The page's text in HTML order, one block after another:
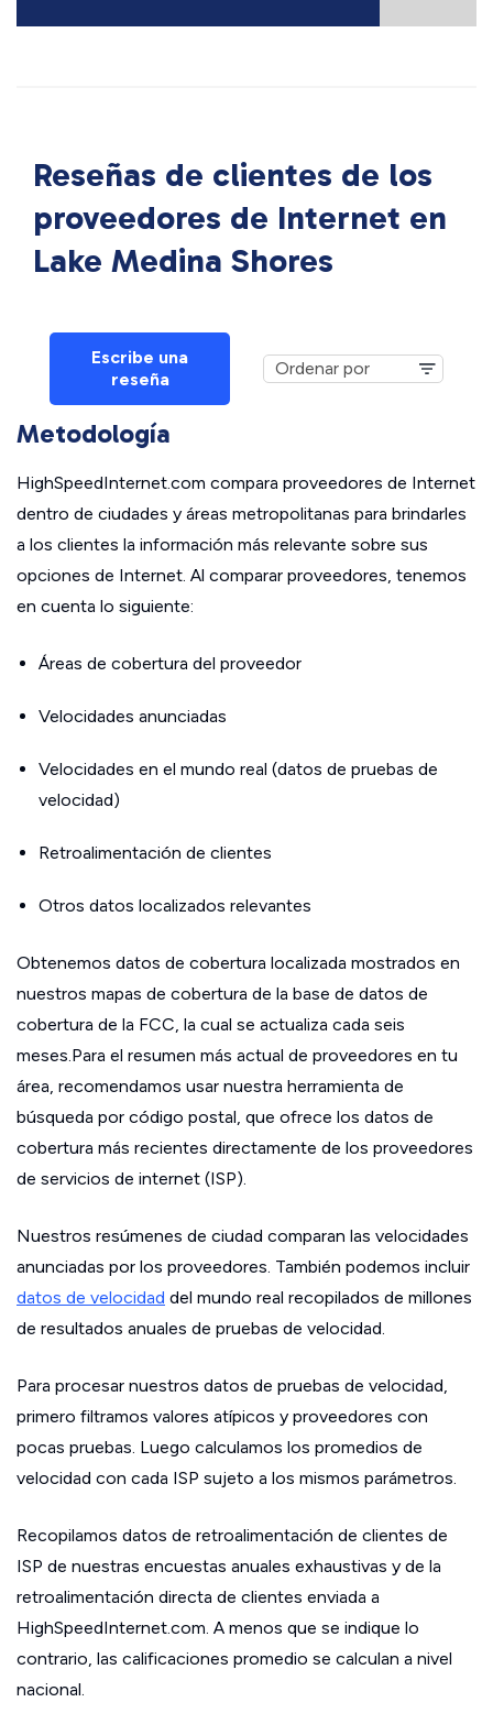
Reseñas de clientes de los
proveedores de Internet en
Lake Medina Shores
Escribe una
reseña
Metodología
HighSpeedInternet.com compara proveedores de Internet
dentro de ciudades y áreas metropolitanas para brindarles
a los clientes la información más relevante sobre sus
opciones de Internet. Al comparar proveedores, tenemos
en cuenta lo siguiente:
Áreas de cobertura del proveedor
Velocidades anunciadas
Velocidades en el mundo real (datos de pruebas de
velocidad)
Retroalimentación de clientes
Otros datos localizados relevantes
Obtenemos datos de cobertura localizada mostrados en
nuestros mapas de cobertura de la base de datos de
cobertura de la FCC, la cual se actualiza cada seis
meses.Para el resumen más actual de proveedores en tu
área, recomendamos usar nuestra herramienta de
búsqueda por código postal, que ofrece los datos de
cobertura más recientes directamente de los proveedores
de servicios de internet (ISP).
Nuestros resúmenes de ciudad comparan las velocidades
anunciadas por los proveedores. También podemos incluir
datos de velocidad del mundo real recopilados de millones
de resultados anuales de pruebas de velocidad.
Para procesar nuestros datos de pruebas de velocidad,
primero filtramos valores atípicos y proveedores con
pocas pruebas. Luego calculamos los promedios de
velocidad con cada ISP sujeto a los mismos parámetros.
Recopilamos datos de retroalimentación de clientes de
ISP de nuestras encuestas anuales exhaustivas y de la
retroalimentación directa de clientes enviada a
HighSpeedInternet.com. A menos que se indique lo
contrario, las calificaciones promedio se calculan a nivel
nacional.